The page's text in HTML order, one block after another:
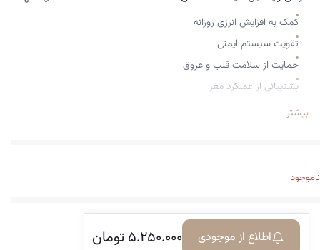
کمک به افزایش انرژی روزانه
تقویت سیستم ایمنی
حمایت از سلامت قلب و عروق
پشتیبانی از عملکرد مغز
سلامت چشم
کمک به سلامت سلول‌ها، رگ‌های خونی
رتبه شماره ۱ مولتی‌ویتامین از سوی ConsumerLab.com
بیشتر
ناموجود
۵.۲۵۰.۰۰۰تومان اطلاع از موجودیمعرفی کالا دیدگاه‌ها